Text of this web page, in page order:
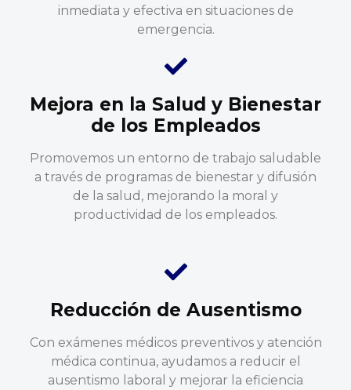
inmediata y efectiva en situaciones de
emergencia.
Mejora en la Salud y Bienestar
de los Empleados
Promovemos un entorno de trabajo saludable
a través de programas de bienestar y difusión
de la salud, mejorando la moral y
productividad de los empleados.
Reducción de Ausentismo
Con exámenes médicos preventivos y atención
médica continua, ayudamos a reducir el
ausentismo laboral y mejorar la eficiencia